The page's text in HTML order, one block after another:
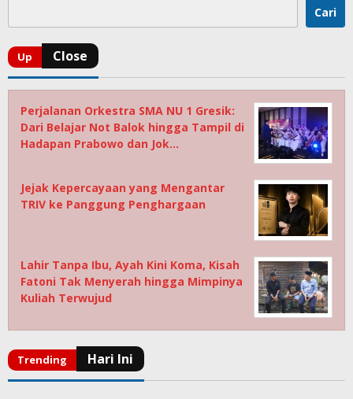
Cari
Perjalanan Orkestra SMA NU 1 Gresik:
Dari Belajar Not Balok hingga Tampil di
Hadapan Prabowo dan Jok…
Jejak Kepercayaan yang Mengantar
TRIV ke Panggung Penghargaan
Lahir Tanpa Ibu, Ayah Kini Koma, Kisah
Fatoni Tak Menyerah hingga Mimpinya
Kuliah Terwujud